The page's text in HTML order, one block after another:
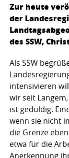
Zur heute
der
des SSW,
Als SSW
intensivieren
wir seit
ist geduldig.
wenn sie nicht
die Grenze
etwa für die
Anerkennung